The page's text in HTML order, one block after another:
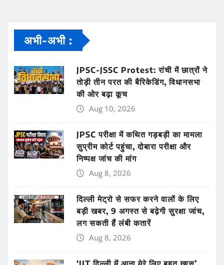
अभी-अभी :
JPSC-JSSC Protest: रांची में छात्रों ने
तोड़ी तीन परत की बैरिकेडिंग, विधानसभा
की ओर बढ़ा कूच
Aug 10, 2026
JPSC परीक्षा में कथित गड़बड़ी का मामला
सुप्रीम कोर्ट पहुंचा, दोबारा परीक्षा और
निष्पक्ष जांच की मांग
Aug 8, 2026
दिल्ली मेट्रो से सफर करने वालों के लिए
बड़ी खबर, 9 अगस्त से बढ़ेगी सुरक्षा जांच,
लग सकती हैं लंबी कतारें
Aug 8, 2026